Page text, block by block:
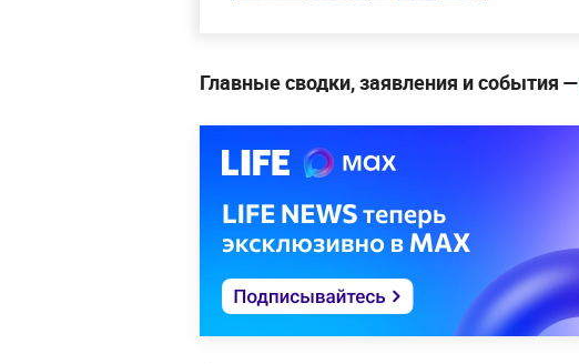
Главные сводки, заявления и события —